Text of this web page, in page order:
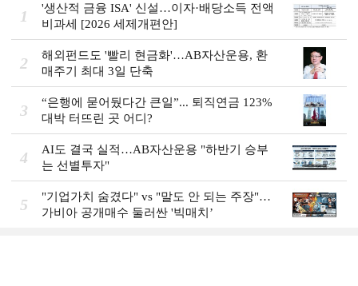
1
'생산적 금융 ISA' 신설…이자·배당소득 전액
비과세 [2026 세제개편안]
2
해외펀드도 '빨리 현금화'…AB자산운용, 환
매주기 최대 3일 단축
3
“은행에 묻어뒀다간 큰일”... 퇴직연금 123%
대박 터뜨린 곳 어디?
4
AI도 결국 실적…AB자산운용 "하반기 승부
는 선별투자"
5
"기업가치 숨겼다" vs "말도 안 되는 주장"…
가비아 공개매수 둘러싼 '빅매치’